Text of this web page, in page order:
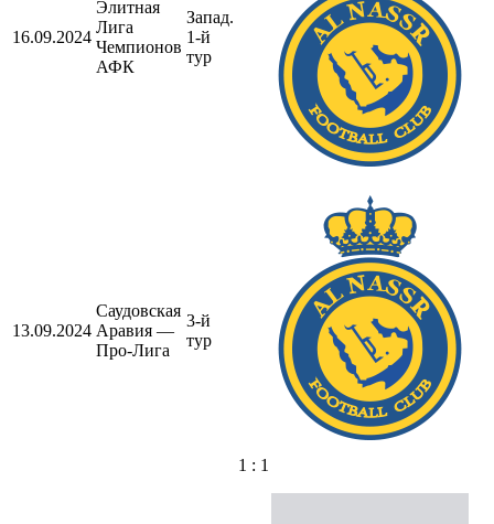
16.09.2024
Элитная
Лига
Чемпионов
АФК
Запад.
1-й
тур
13.09.2024
Саудовская
Аравия —
Про-Лига
3-й
тур
1 : 1